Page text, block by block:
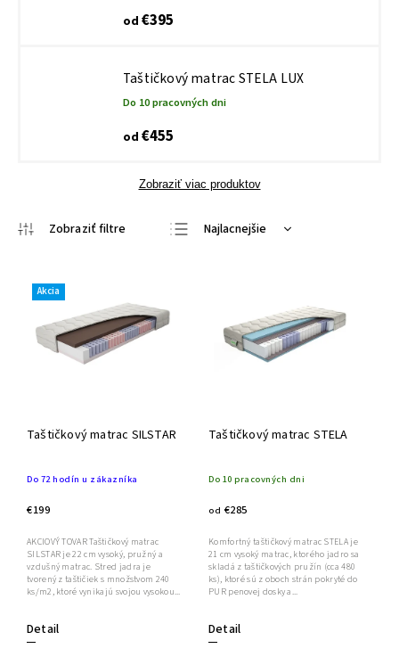
od €395
Taštičkový matrac STELA LUX
Do 10 pracovných dni
od €455
Zobraziť viac produktov
Najlacnejšie
Akcia
Taštičkový matrac SILSTAR
Do 72 hodín u zákazníka
€199
Detail
AKCIOVÝ TOVAR Taštičkový matrac
SILSTAR je 22 cm vysoký, pružný a
vzdušný matrac. Stred jadra je
tvorený z taštičiek s množstvom 240
ks/m2, ktoré vynikajú svojou vysokou...
Taštičkový matrac STELA
Do 10 pracovných dni
od €285
Detail
Komfortný taštičkový matrac STELA je
21 cm vysoký matrac, ktorého jadro sa
skladá z taštičkových pružín (cca 480
ks), ktoré sú z oboch strán pokryté do
PUR penovej dosky a...